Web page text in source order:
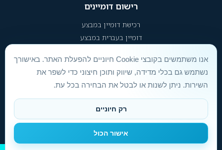
רישום דומיינים
רכישת דומיין במבצע
דומיין בעברית במבצע
הסכם שירות ותנאי שימוש| הצהרת נגישות| מדיניות פרטיות
073-222-4444 | וואטסאפ:
אנו משתמשים בקובצי Cookie חיוניים להפעלת האתר. באישורך
נשתמש גם בכלי מדידה, שיווק ותוכן חיצוני כדי לשפר את
השירות. ניתן לשנות או לבטל את הבחירה בכל עת.
רק חיוניים
אישור הכול